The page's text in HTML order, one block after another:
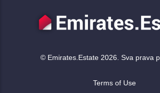
© Emirates.Estate 2026. Sva prava
Terms of Use